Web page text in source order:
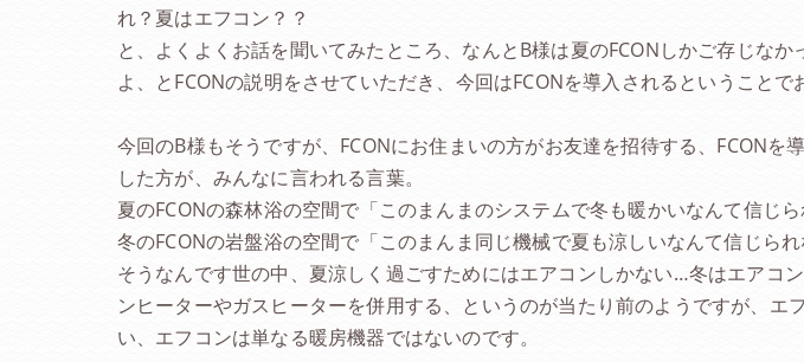
れ？夏はエフコン？？
と、よくよくお話を聞いてみたところ、なんとB様は夏のFCONしかご存じな
よ、とFCONの説明をさせていただき、今回はFCONを導入されるということで
今回のB様もそうですが、FCONにお住まいの方がお友達を招待する、FCONを
した方が、みんなに言われる言葉。
夏のFCONの森林浴の空間で「このまんまのシステムで冬も暖かいなんて信じら
冬のFCONの岩盤浴の空間で「このまんま同じ機械で夏も涼しいなんて信じられ
そうなんです世の中、夏涼しく過ごすためにはエアコンしかない…冬はエアコ
ンヒーターやガスヒーターを併用する、というのが当たり前のようですが、エ
い、エフコンは単なる暖房機器ではないのです。